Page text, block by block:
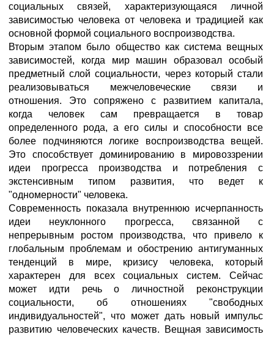
социальных связей, характеризующаяся личной
зависимостью человека от человека и традицией как
основной формой социального воспроизводства.
Вторым этапом было общество как система вещных
зависимостей, когда мир машин образовал особый
предметный слой социальности, через который стали
реализовываться межчеловеческие связи и
отношения. Это сопряжено с развитием капитала,
когда человек сам превращается в товар
определенного рода, а его силы и способности все
более подчиняются логике воспроизводства вещей.
Это способствует доминированию в мировоззрении
идеи прогресса производства и потребления с
экстенсивным типом развития, что ведет к
"одномерности" человека.
Современность показала внутреннюю исчерпанность
идеи неуклонного прогресса, связанной с
непрерывным ростом производства, что привело к
глобальным проблемам и обострению антигуманных
тенденций в мире, кризису человека, который
характерен для всех социальных систем. Сейчас
может идти речь о личностной реконструкции
социальности, об отношениях "свободных
индивидуальностей", что может дать новый импульс
развитию человеческих качеств. Вещная зависимость